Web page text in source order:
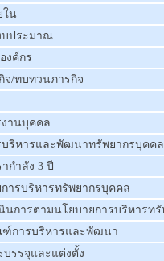
ใน
ประมาณ
งค์กร
จ/ทบทวนภารกิจ
านบุคคล
บริหารและพัฒนาทรัพยากรบุคคล
กำลัง 3 ปี
ารบริหารทรัพยากรบุคคล
นการตามนโยบายการบริหารท
ฑ์การบริหารและพัฒนา
บรรจุและแต่งตั้ง